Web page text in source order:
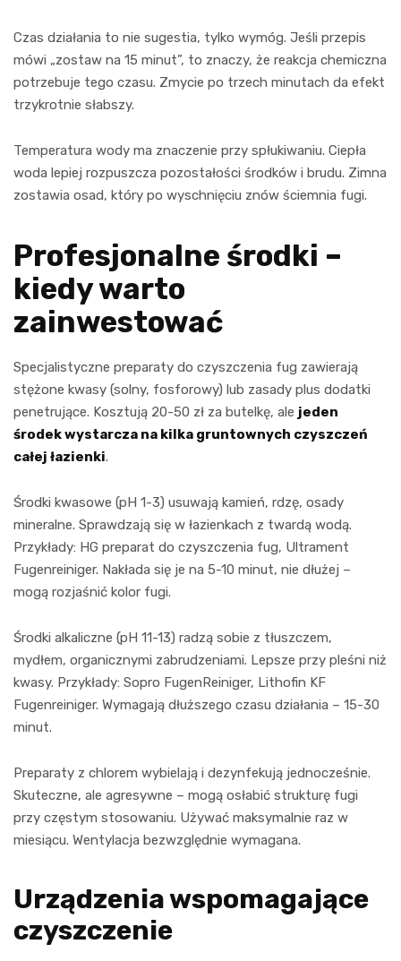
Czas działania to nie sugestia, tylko wymóg. Jeśli przepis
mówi „zostaw na 15 minut”, to znaczy, że reakcja chemiczna
potrzebuje tego czasu. Zmycie po trzech minutach da efekt
trzykrotnie słabszy.
Temperatura wody ma znaczenie przy spłukiwaniu. Ciepła
woda lepiej rozpuszcza pozostałości środków i brudu. Zimna
zostawia osad, który po wyschnięciu znów ściemnia fugi.
Profesjonalne środki –
kiedy warto
zainwestować
Specjalistyczne preparaty do czyszczenia fug zawierają
stężone kwasy (solny, fosforowy) lub zasady plus dodatki
penetrujące. Kosztują 20-50 zł za butelkę, ale jeden
środek wystarcza na kilka gruntownych czyszczeń
całej łazienki.
Środki kwasowe (pH 1-3) usuwają kamień, rdzę, osady
mineralne. Sprawdzają się w łazienkach z twardą wodą.
Przykłady: HG preparat do czyszczenia fug, Ultrament
Fugenreiniger. Nakłada się je na 5-10 minut, nie dłużej –
mogą rozjaśnić kolor fugi.
Środki alkaliczne (pH 11-13) radzą sobie z tłuszczem,
mydłem, organicznymi zabrudzeniami. Lepsze przy pleśni niż
kwasy. Przykłady: Sopro FugenReiniger, Lithofin KF
Fugenreiniger. Wymagają dłuższego czasu działania – 15-30
minut.
Preparaty z chlorem wybielają i dezynfekują jednocześnie.
Skuteczne, ale agresywne – mogą osłabić strukturę fugi
przy częstym stosowaniu. Używać maksymalnie raz w
miesiącu. Wentylacja bezwzględnie wymagana.
Urządzenia wspomagające
czyszczenie